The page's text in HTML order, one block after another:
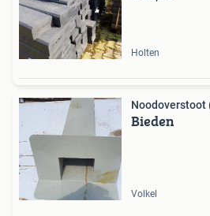
Holten
Noodoverstoot
Bieden
Volkel